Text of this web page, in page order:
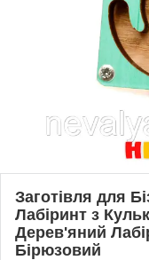
Заготівля для
Лабіринт з
Дерев'яний
Бірюзовий